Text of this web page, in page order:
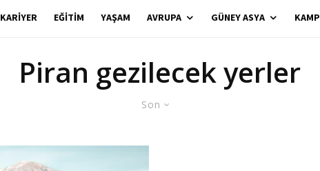
KARIYER EĞITIM YAŞAM AVRUPA GÜNEY ASYA KAMP
Piran gezilecek yerler
Son